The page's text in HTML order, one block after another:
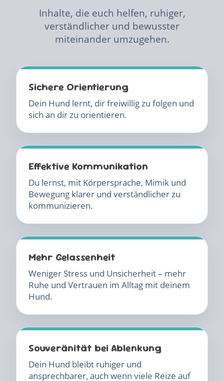
Inhalte, die euch helfen, ruhiger,
verständlicher und bewusster
miteinander umzugehen.
Sichere Orientierung
Dein Hund lernt, dir freiwillig zu folgen und
sich an dir zu orientieren.
Effektive Kommunikation
Du lernst, mit Körpersprache, Mimik und
Bewegung klarer und verständlicher zu
kommunizieren.
Mehr Gelassenheit
Weniger Stress und Unsicherheit – mehr
Ruhe und Vertrauen im Alltag mit deinem
Hund.
Souveränität bei Ablenkung
Dein Hund bleibt ruhiger und
ansprechbarer, auch wenn viele Reize auf